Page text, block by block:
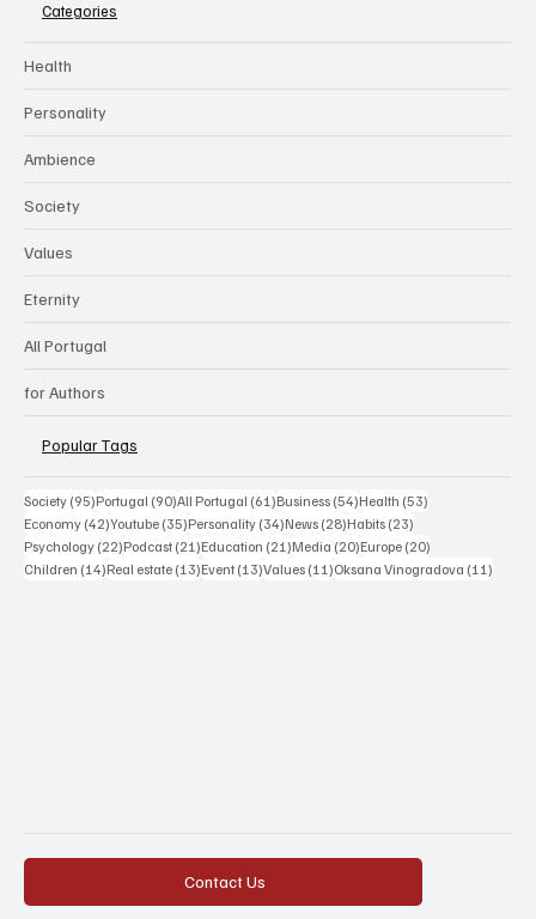
Categories
Health
Personality
Ambience
Society
Values
Eternity
All Portugal
for Authors
Popular Tags
Society (95)95 posts
Portugal (90)90 posts
All Portugal (61)61 posts
Business (54)54 posts
Health (53)
Economy (42)42 posts
Youtube (35)35 posts
Personality (34)34 posts
News (28)28 posts
Habits (23)
Psychology (22)22 posts
Podcast (21)21 posts
Education (21)21 posts
Media (20)20 posts
Europe (20)
Children (14)14 posts
Real estate (13)13 posts
Event (13)13 posts
Values (11)11 posts
Oksana Vinogradova (11)
Contact Us